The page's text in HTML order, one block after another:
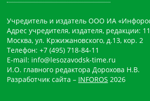
Учредитель и издатель ООО ИА
Адрес учредителя, издателя, редакции:
Москва, ул. Кржижановского, д.13, кор. 2
Телефон: +7 (495) 718-84-11
E-mail: info@lesozavodsk-time.ru
И.О. главного редактора Дорохова Н.В.
Разработчик сайта – INFOROS 2026